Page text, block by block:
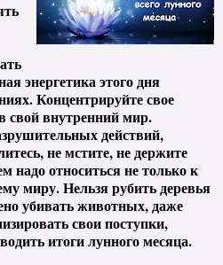
энергетика этого дня
Концентрируйте свое
свой внутренний мир.
действий,
не мстите, не держите
надо относиться не только к
миру. Нельзя рубить деревья
убивать животных, даже
свои поступки,
итоги лунного месяца.